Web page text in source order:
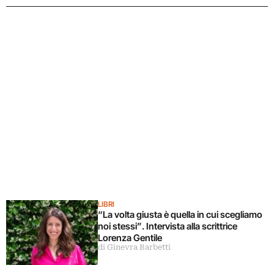
LIBRI
“La volta giusta è quella in cui scegliamo
noi stessi”. Intervista alla scrittrice
Lorenza Gentile
di Ginevra Barbetti